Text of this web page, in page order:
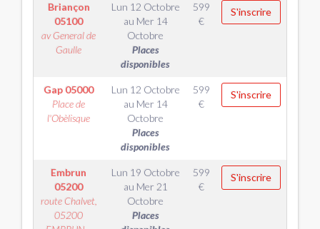
Briançon
05100
av General de
Gaulle
Lun 12 Octobre
au Mer 14
Octobre
Places
disponibles
599
€
S'inscrire
Gap 05000
Place de
l'Obèlisque
Lun 12 Octobre
au Mer 14
Octobre
Places
disponibles
599
€
S'inscrire
Embrun
05200
route Chalvet,
05200
Lun 19 Octobre
au Mer 21
Octobre
Places
599
€
S'inscrire